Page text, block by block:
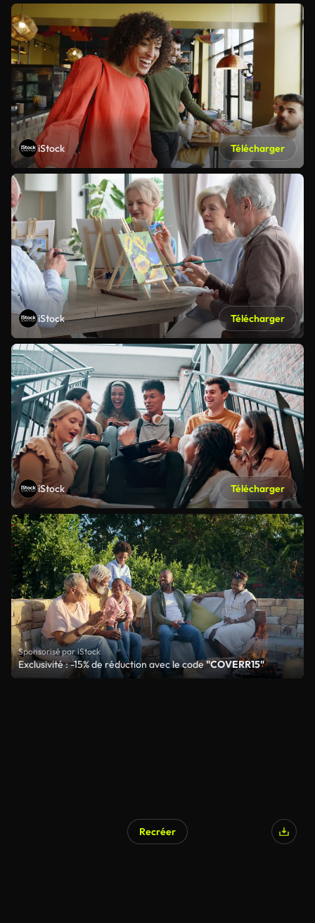
iStock Télécharger
iStock Télécharger
iStock Télécharger
Sponsorisé par iStock
Exclusivité : -15% de réduction avec le code"COVERR15"
Recréer